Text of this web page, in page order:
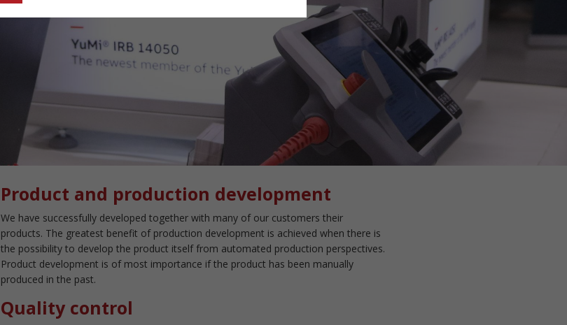
Product and production development
We have successfully developed together with many of our customers their
products. The greatest benefit of production development is achieved when there is
the possibility to develop the product itself from automated production perspectives.
Product development is of most importance if the product has been manually
produced in the past.
Quality control